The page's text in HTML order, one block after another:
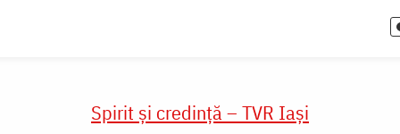
Spirit și credință – TVR Iași